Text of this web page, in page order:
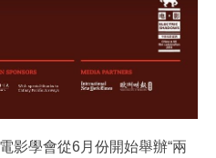
影學會從6月份開始舉辦“兩